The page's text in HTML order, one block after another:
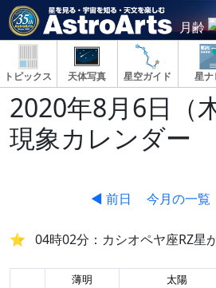
月齢
トピックス 天体写真 星空ガイド 星ナ
2020年8月6日（
現象カレンダー
◀ 前日 今月の一覧
04時02分：カシオペヤ座RZ星
薄明 太陽